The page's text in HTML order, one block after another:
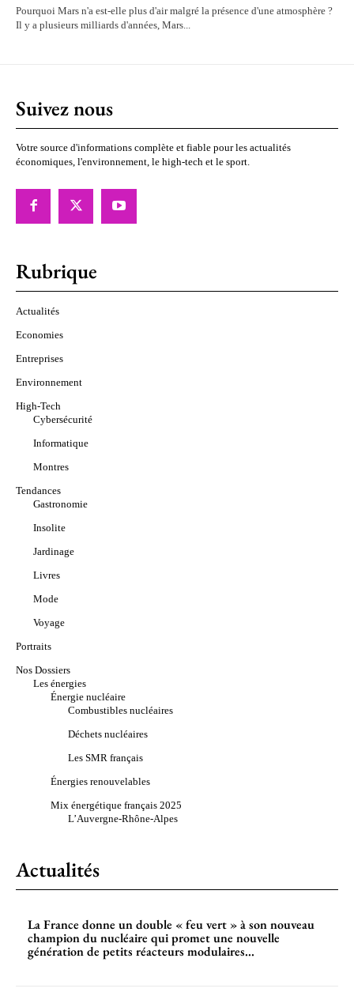
Pourquoi Mars n'a est-elle plus d'air malgré la présence d'une atmosphère ?
Il y a plusieurs milliards d'années, Mars...
Suivez nous
Votre source d'informations complète et fiable pour les actualités
économiques, l'environnement, le high-tech et le sport.
Rubrique
Actualités
Economies
Entreprises
Environnement
High-Tech
Cybersécurité
Informatique
Montres
Tendances
Gastronomie
Insolite
Jardinage
Livres
Mode
Voyage
Portraits
Nos Dossiers
Les énergies
Énergie nucléaire
Combustibles nucléaires
Déchets nucléaires
Les SMR français
Énergies renouvelables
Mix énergétique français 2025
L’Auvergne-Rhône-Alpes
Actualités
La France donne un double « feu vert » à son nouveau
champion du nucléaire qui promet une nouvelle
génération de petits réacteurs modulaires...